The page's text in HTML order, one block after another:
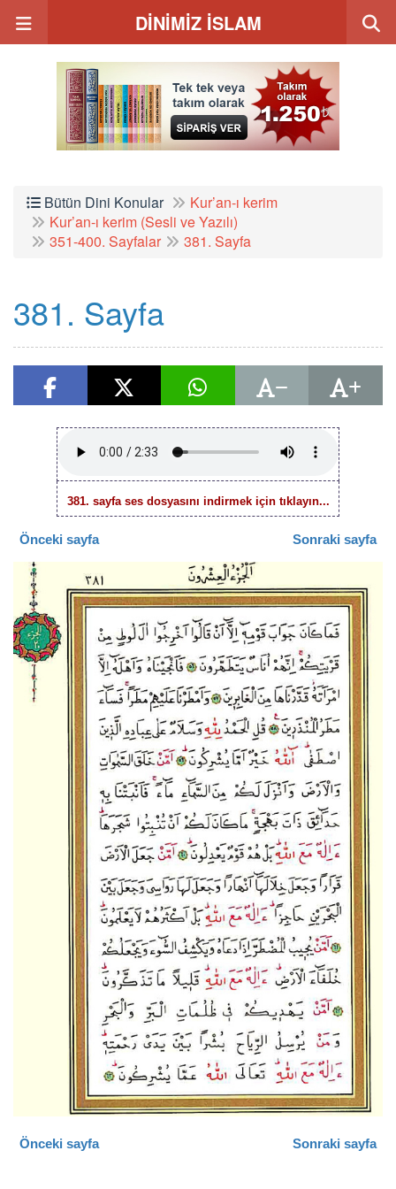
DİNİMİZ İSLAM
Bütün Dini Konular
Kur’an-ı kerim
Kur’an-ı kerim (Sesli ve Yazılı)
351-400. Sayfalar
381. Sayfa
381. Sayfa
381. sayfa ses dosyasını indirmek için tıklayın...
Önceki sayfa Sonraki sayfa
Önceki sayfa Sonraki sayfa